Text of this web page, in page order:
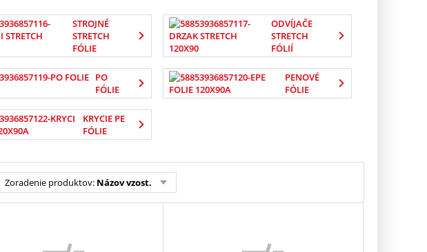
STROJNÉ
STRETCH
FÓLIE
ODVÍJAČE
STRETCH
FÓLIÍ
PO
FÓLIE
PENOVÉ
FÓLIE
KRYCIE PE
FÓLIE
Zoradenie produktov: Názov vzost.